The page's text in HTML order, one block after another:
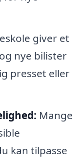
giver et
nye bilister
presset eller
Mange
kan tilpasse